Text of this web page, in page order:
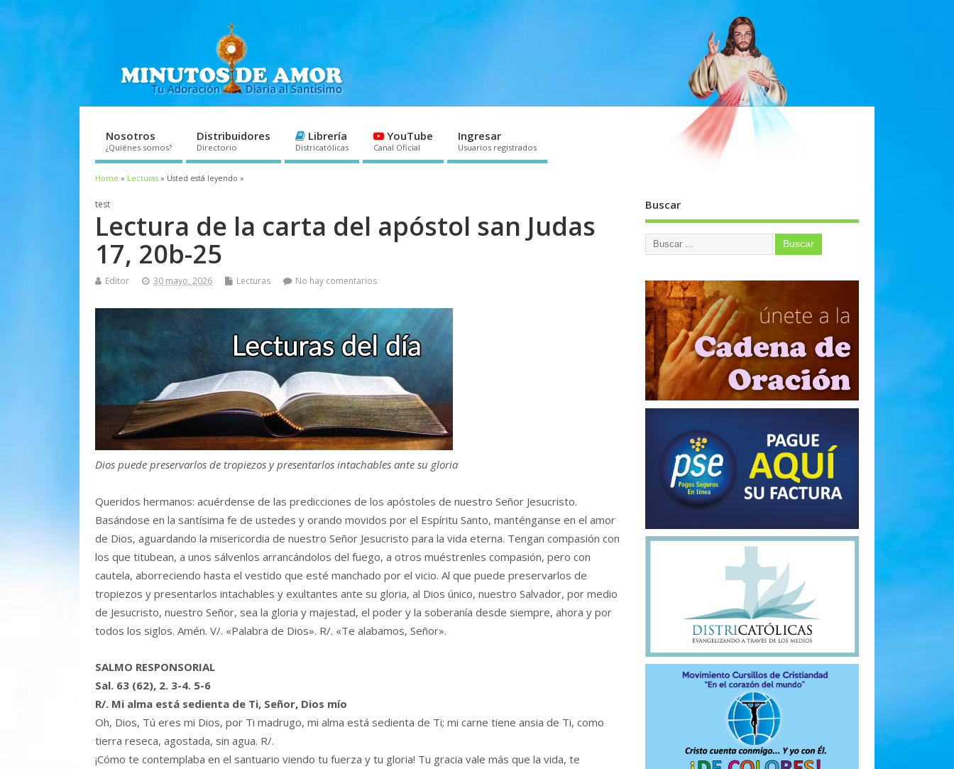
Nosotros
¿Quiénes somos?
Distribuidores
Directorio
Librería
Districatólicas
YouTube
Canal Oficial
Ingresar
Usuarios registrados
Home » Lecturas » Usted está leyendo »
test
Lectura de la carta del apóstol san Judas
17, 20b-25
Editor 30 mayo, 2026 Lecturas No hay comentarios
Dios puede preservarlos de tropiezos y presentarlos intachables ante su gloria
Queridos hermanos: acuérdense de las predicciones de los apóstoles de nuestro Señor Jesucristo.
Basándose en la santísima fe de ustedes y orando movidos por el Espíritu Santo, manténganse en el amor
de Dios, aguardando la misericordia de nuestro Señor Jesucristo para la vida eterna. Tengan compasión con
los que titubean, a unos sálvenlos arrancándolos del fuego, a otros muéstrenles compasión, pero con
cautela, aborreciendo hasta el vestido que esté manchado por el vicio. Al que puede preservarlos de
tropiezos y presentarlos intachables y exultantes ante su gloria, al Dios único, nuestro Salvador, por medio
de Jesucristo, nuestro Señor, sea la gloria y majestad, el poder y la soberanía desde siempre, ahora y por
todos los siglos. Amén. V/. «Palabra de Dios». R/. «Te alabamos, Señor».
SALMO RESPONSORIAL
Sal. 63 (62), 2. 3-4. 5-6
R/. Mi alma está sedienta de Ti, Señor, Dios mío
Oh, Dios, Tú eres mi Dios, por Ti madrugo, mi alma está sedienta de Ti; mi carne tiene ansia de Ti, como
tierra reseca, agostada, sin agua. R/.
¡Cómo te contemplaba en el santuario viendo tu fuerza y tu gloria! Tu gracia vale más que la vida, te
Buscar